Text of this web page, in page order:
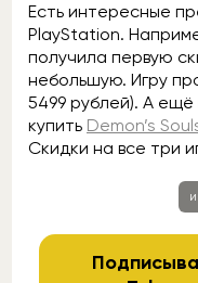
Есть интересные
PlayStation.
получила первую
небольшую. Игру
5499 рублей). А
купить Demon’s
Скидки на все три